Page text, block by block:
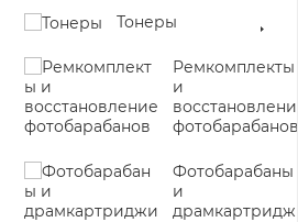
Тонеры
Ремкомплекты
и
восстановление
фотобарабанов
Фотобарабаны
и
драмкартриджи